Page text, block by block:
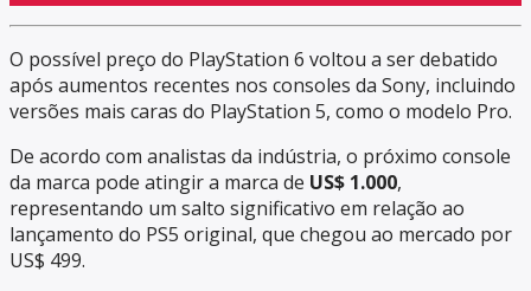
O possível preço do PlayStation 6 voltou a ser debatido
após aumentos recentes nos consoles da Sony, incluindo
versões mais caras do PlayStation 5, como o modelo Pro.
De acordo com analistas da indústria, o próximo console
da marca pode atingir a marca de US$ 1.000,
representando um salto significativo em relação ao
lançamento do PS5 original, que chegou ao mercado por
US$ 499.